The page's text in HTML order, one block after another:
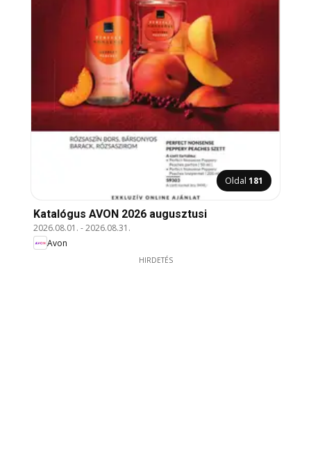
Oldal 181
Katalógus AVON 2026 augusztusi
2026.08.01. -2026.08.31.
Avon
HIRDETÉS